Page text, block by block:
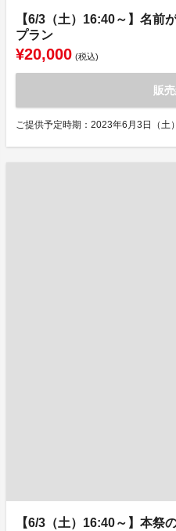
【6/3（土）16:40～】名前
プラン
¥20,000 (税込)
販
ご提供予定時期：2023年6月3日（土）
【6/3（土）16:40～】本祭